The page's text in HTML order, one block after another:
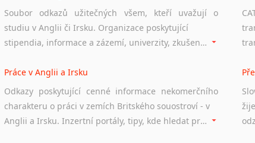
Soubor odkazů užitečných všem, kteří uvažují o
studiu v Anglii či Irsku. Organizace poskytující
stipendia, informace a zázemí, univerzity, zkušenosti studentů.
Práce v Anglii a Irsku
Odkazy poskytující cenné informace nekomerčního
charakteru o práci v zemích Britského souostroví - v
Anglii a Irsku. Inzertní portály, tipy, kde hledat práci na internetu případně osobní zkušenosti ostatních.